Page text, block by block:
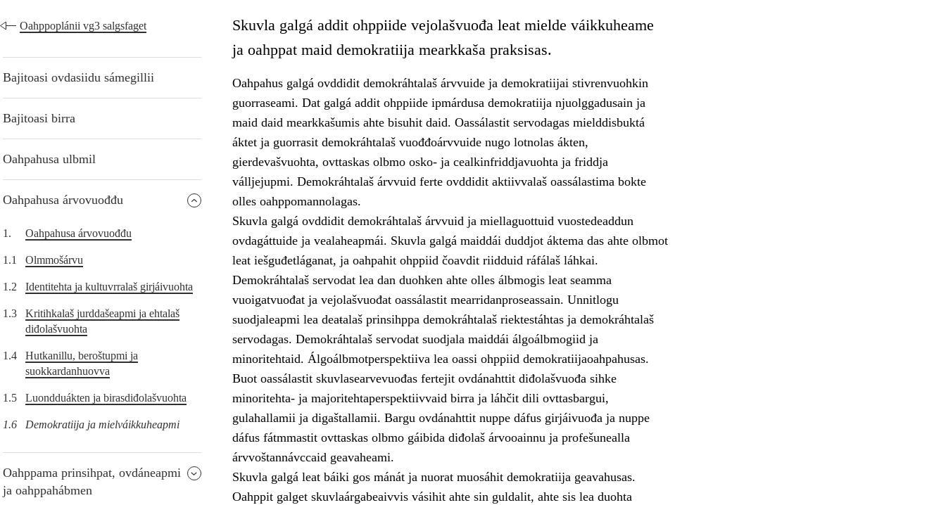
Oahppoplánii vg3 salgsfaget
Bajitoasi ovdasiidu sámegillii
Bajitoasi birra
Oahpahusa ulbmil
Oahpahusa árvovuođđu
1. Oahpahusa árvovuođđu
1.1 Olmmošárvu
1.2 Identitehta ja kultuvrralaš girjáivuohta
1.3
Kritihkalaš jurddašeapmi ja ehtalaš
diđolašvuohta
1.4
Hutkanillu, beroštupmi ja
suokkardanhuovva
1.5 Luondduákten ja birasdiđolašvuohta
1.6 Demokratiija ja mielváikkuheapmi
Oahppama prinsihpat, ovdáneapmi
ja oahppahábmen
Skuvla galgá addit ohppiide vejolašvuođa leat mielde váikkuheame
ja oahppat maid demokratiija mearkkaša praksisas.
Oahpahus galgá ovddidit demokráhtalaš árvvuide ja demokratiijai stivrenvuohkin
guorraseami. Dat galgá addit ohppiide ipmárdusa demokratiija njuolggadusain ja
maid daid mearkkašumis ahte bisuhit daid. Oassálastit servodagas mielddisbuktá
áktet ja guorrasit demokráhtalaš vuođđoárvvuide nugo lotnolas ákten,
gierdevašvuohta, ovttaskas olbmo osko- ja cealkinfriddjavuohta ja friddja
válljejupmi. Demokráhtalaš árvvuid ferte ovddidit aktiivvalaš oassálastima bokte
olles oahppomannolagas.
Skuvla galgá ovddidit demokráhtalaš árvvuid ja miellaguottuid vuostedeaddun
ovdagáttuide ja vealaheapmái. Skuvla galgá maiddái duddjot áktema das ahte olbmot
leat iešguđetláganat, ja oahpahit ohppiid čoavdit riidduid ráfálaš láhkai.
Demokráhtalaš servodat lea dan duohken ahte olles álbmogis leat seamma
vuoigatvuođat ja vejolašvuođat oassálastit mearridanproseassain. Unnitlogu
suodjaleapmi lea deaŧalaš prinsihppa demokráhtalaš riektestáhtas ja demokráhtalaš
servodagas. Demokráhtalaš servodat suodjala maiddái álgoálbmogiid ja
minoritehtaid. Álgoálbmotperspektiiva lea oassi ohppiid demokratiijaoahpahusas.
Buot oassálastit skuvlasearvevuođas fertejit ovdánahttit diđolašvuođa sihke
minoritehta- ja majoritehtaperspektiivvaid birra ja láhčit dili ovttasbargui,
gulahallamii ja digaštallamii. Bargu ovdánahttit nuppe dáfus girjáivuođa ja nuppe
dáfus fátmmastit ovttaskas olbmo gáibida diđolaš árvooainnu ja profešunealla
árvvoštannávccaid geavaheami.
Skuvla galgá leat báiki gos mánát ja nuorat muosáhit demokratiija geavahusas.
Oahppit galget skuvlaárgabeaivvis vásihit ahte sin guldalit, ahte sis lea duohta